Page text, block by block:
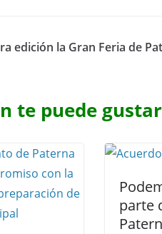
edición la Gran Feria de
te puede gustar
parte